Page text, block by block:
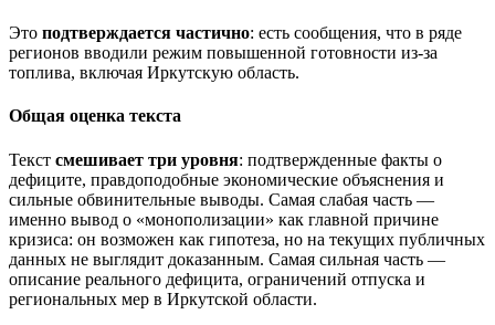
Это подтверждается частично: есть сообщения, что в ряде
регионов вводили режим повышенной готовности из-за
топлива, включая Иркутскую область.
Общая оценка текста
Текст смешивает три уровня: подтвержденные факты о
дефиците, правдоподобные экономические объяснения и
сильные обвинительные выводы. Самая слабая часть —
именно вывод о «монополизации» как главной причине
кризиса: он возможен как гипотеза, но на текущих публичных
данных не выглядит доказанным. Самая сильная часть —
описание реального дефицита, ограничений отпуска и
региональных мер в Иркутской области.